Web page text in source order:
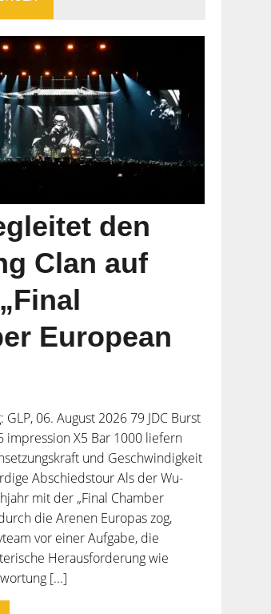
den
Clan auf
European
06. August 2026 79 JDC Burst
impression X5 Bar 1000 liefern
und Geschwindigkeit
Abschiedstour Als der Wu-
mit der „Final Chamber
die Arenen Europas zog,
vor einer Aufgabe, die
Herausforderung wie
[...]